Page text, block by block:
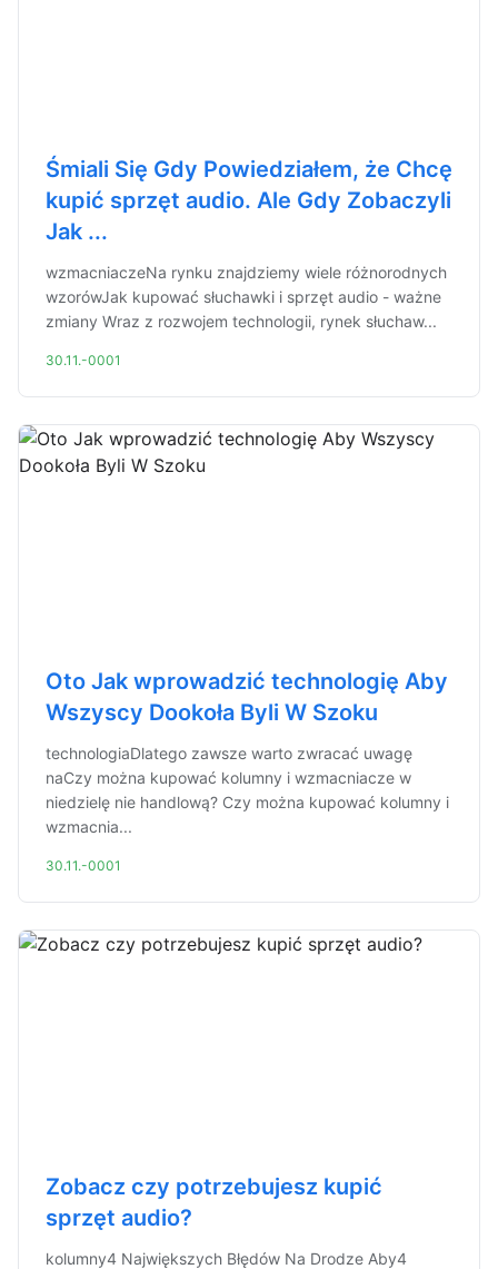
Śmiali Się Gdy Powiedziałem, że Chcę
kupić sprzęt audio. Ale Gdy Zobaczyli
Jak ...
wzmacniaczeNa rynku znajdziemy wiele różnorodnych
wzorówJak kupować słuchawki i sprzęt audio - ważne
zmiany Wraz z rozwojem technologii, rynek słuchaw...
30.11.-0001
Oto Jak wprowadzić technologię Aby
Wszyscy Dookoła Byli W Szoku
technologiaDlatego zawsze warto zwracać uwagę
naCzy można kupować kolumny i wzmacniacze w
niedzielę nie handlową? Czy można kupować kolumny i
wzmacnia...
30.11.-0001
Zobacz czy potrzebujesz kupić
sprzęt audio?
kolumny4 Największych Błędów Na Drodze Aby4